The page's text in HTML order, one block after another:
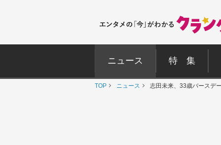
ニュース 特 集
TOP ニュース 志田未来、33歳バースデ